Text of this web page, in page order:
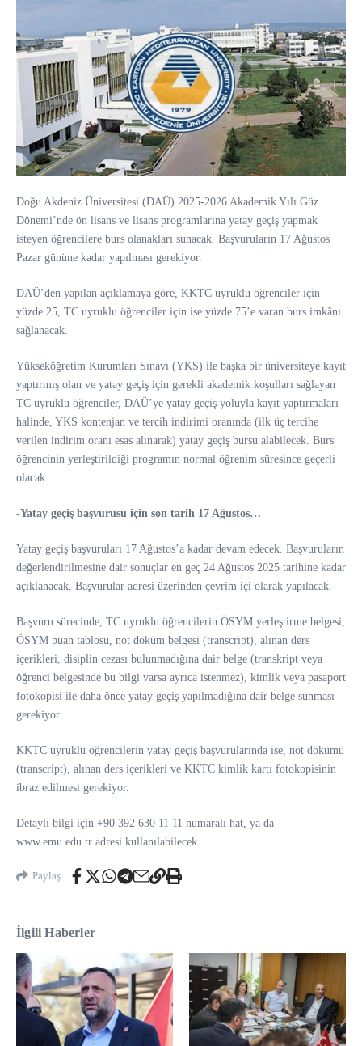
Doğu Akdeniz Üniversitesi (DAÜ) 2025-2026 Akademik Yılı Güz
Dönemi’nde ön lisans ve lisans programlarına yatay geçiş yapmak
isteyen öğrencilere burs olanakları sunacak. Başvuruların 17 Ağustos
Pazar gününe kadar yapılması gerekiyor.
DAÜ’den yapılan açıklamaya göre, KKTC uyruklu öğrenciler için
yüzde 25, TC uyruklu öğrenciler için ise yüzde 75’e varan burs imkânı
sağlanacak.
Yükseköğretim Kurumları Sınavı (YKS) ile başka bir üniversiteye kayıt
yaptırmış olan ve yatay geçiş için gerekli akademik koşulları sağlayan
TC uyruklu öğrenciler, DAÜ’ye yatay geçiş yoluyla kayıt yaptırmaları
halinde, YKS kontenjan ve tercih indirimi oranında (ilk üç tercihe
verilen indirim oranı esas alınarak) yatay geçiş bursu alabilecek. Burs
öğrencinin yerleştirildiği programın normal öğrenim süresince geçerli
olacak.
-Yatay geçiş başvurusu için son tarih 17 Ağustos…
Yatay geçiş başvuruları 17 Ağustos’a kadar devam edecek. Başvuruların
değerlendirilmesine dair sonuçlar en geç 24 Ağustos 2025 tarihine kadar
açıklanacak. Başvurular adresi üzerinden çevrim içi olarak yapılacak.
Başvuru sürecinde, TC uyruklu öğrencilerin ÖSYM yerleştirme belgesi,
ÖSYM puan tablosu, not döküm belgesi (transcript), alınan ders
içerikleri, disiplin cezası bulunmadığına dair belge (transkript veya
öğrenci belgesinde bu bilgi varsa ayrıca istenmez), kimlik veya pasaport
fotokopisi ile daha önce yatay geçiş yapılmadığına dair belge sunması
gerekiyor.
KKTC uyruklu öğrencilerin yatay geçiş başvurularında ise, not dökümü
(transcript), alınan ders içerikleri ve KKTC kimlik kartı fotokopisinin
ibraz edilmesi gerekiyor.
Detaylı bilgi için +90 392 630 11 11 numaralı hat, ya da
www.emu.edu.tr adresi kullanılabilecek.
Paylaş
İlgili Haberler